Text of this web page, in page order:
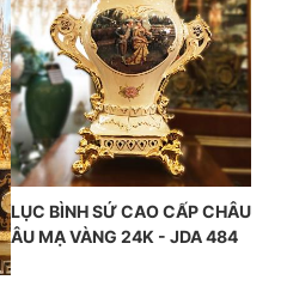
LỤC BÌNH SỨ CAO CẤP CHÂU
ÂU MẠ VÀNG 24K - JDA 484